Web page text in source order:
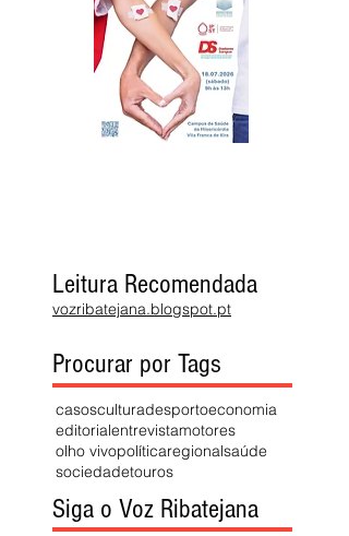
Leitura Recomendada
vozribatejana.blogspot.pt
Procurar por Tags
casosculturadesportoeconomia
editorialentrevistamotores
olho vivopolíticaregionalsaúde
sociedadetouros
Siga o Voz Ribatejana